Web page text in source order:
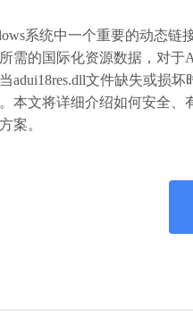
系统中一个重要的动态
需的国际化资源数据，对于
adui18res.dll文件缺失或损
本文将详细介绍如何安全、
案。